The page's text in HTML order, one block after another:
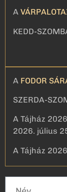
A
KEDD-
A FODOR
SZERDA-
A Tájház
2026. július
A Tájház